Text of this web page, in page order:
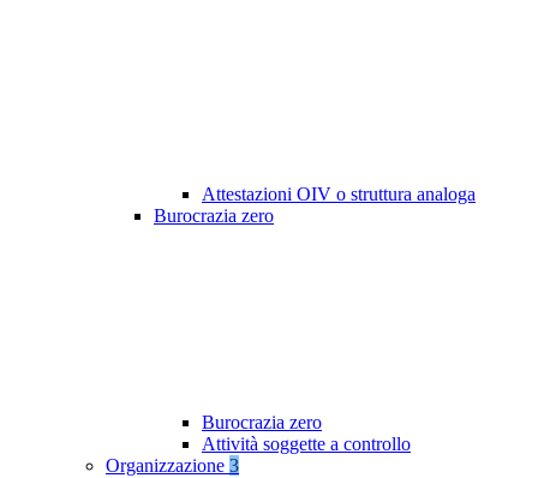
Attestazioni OIV o struttura analoga
Burocrazia zero
Burocrazia zero
Attività soggette a controllo
Organizzazione 3